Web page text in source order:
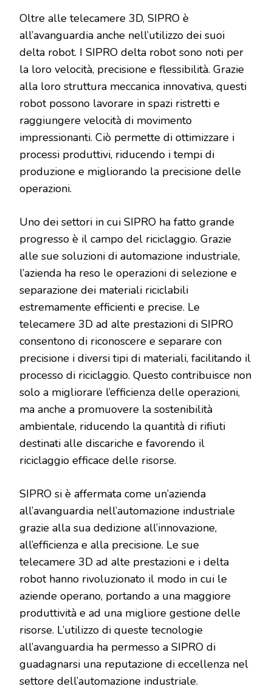
Oltre alle telecamere 3D, SIPRO è
all’avanguardia anche nell’utilizzo dei suoi
delta robot. I SIPRO delta robot sono noti per
la loro velocità, precisione e flessibilità. Grazie
alla loro struttura meccanica innovativa, questi
robot possono lavorare in spazi ristretti e
raggiungere velocità di movimento
impressionanti. Ciò permette di ottimizzare i
processi produttivi, riducendo i tempi di
produzione e migliorando la precisione delle
operazioni.
Uno dei settori in cui SIPRO ha fatto grande
progresso è il campo del riciclaggio. Grazie
alle sue soluzioni di automazione industriale,
l’azienda ha reso le operazioni di selezione e
separazione dei materiali riciclabili
estremamente efficienti e precise. Le
telecamere 3D ad alte prestazioni di SIPRO
consentono di riconoscere e separare con
precisione i diversi tipi di materiali, facilitando il
processo di riciclaggio. Questo contribuisce non
solo a migliorare l’efficienza delle operazioni,
ma anche a promuovere la sostenibilità
ambientale, riducendo la quantità di rifiuti
destinati alle discariche e favorendo il
riciclaggio efficace delle risorse.
SIPRO si è affermata come un’azienda
all’avanguardia nell’automazione industriale
grazie alla sua dedizione all’innovazione,
all’efficienza e alla precisione. Le sue
telecamere 3D ad alte prestazioni e i delta
robot hanno rivoluzionato il modo in cui le
aziende operano, portando a una maggiore
produttività e ad una migliore gestione delle
risorse. L’utilizzo di queste tecnologie
all’avanguardia ha permesso a SIPRO di
guadagnarsi una reputazione di eccellenza nel
settore dell’automazione industriale.